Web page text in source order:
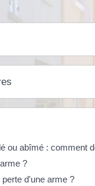
ou abîmé : comment
?
d'une arme ?